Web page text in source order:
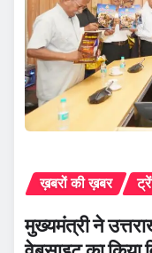
ख़बरों की ख़बर
मुख्यमंत्री ने